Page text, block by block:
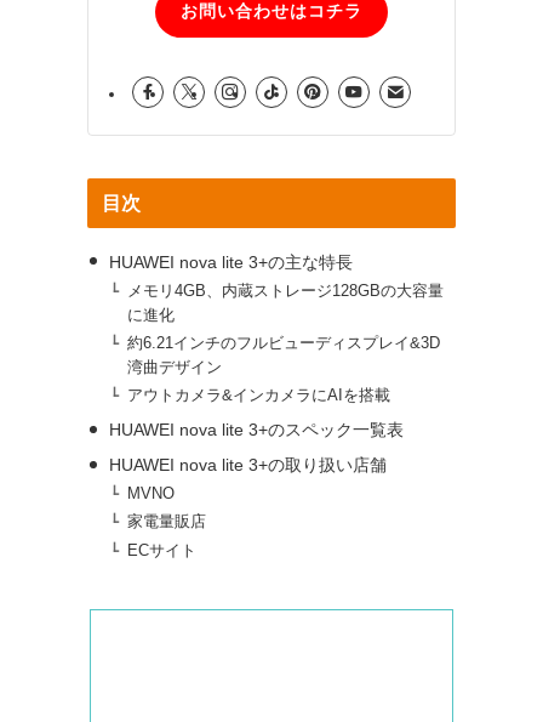
お問い合わせはコチラ
目次
HUAWEI nova lite 3+の主な特長
メモリ4GB、内蔵ストレージ128GBの大容量
に進化
約6.21インチのフルビューディスプレイ&3D
湾曲デザイン
アウトカメラ&インカメラにAIを搭載
HUAWEI nova lite 3+のスペック一覧表
HUAWEI nova lite 3+の取り扱い店舗
MVNO
家電量販店
ECサイト